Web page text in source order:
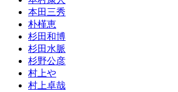
本田三秀
朴槿恵
杉田和博
杉田水脈
杉野公彦
村上や
村上卓哉